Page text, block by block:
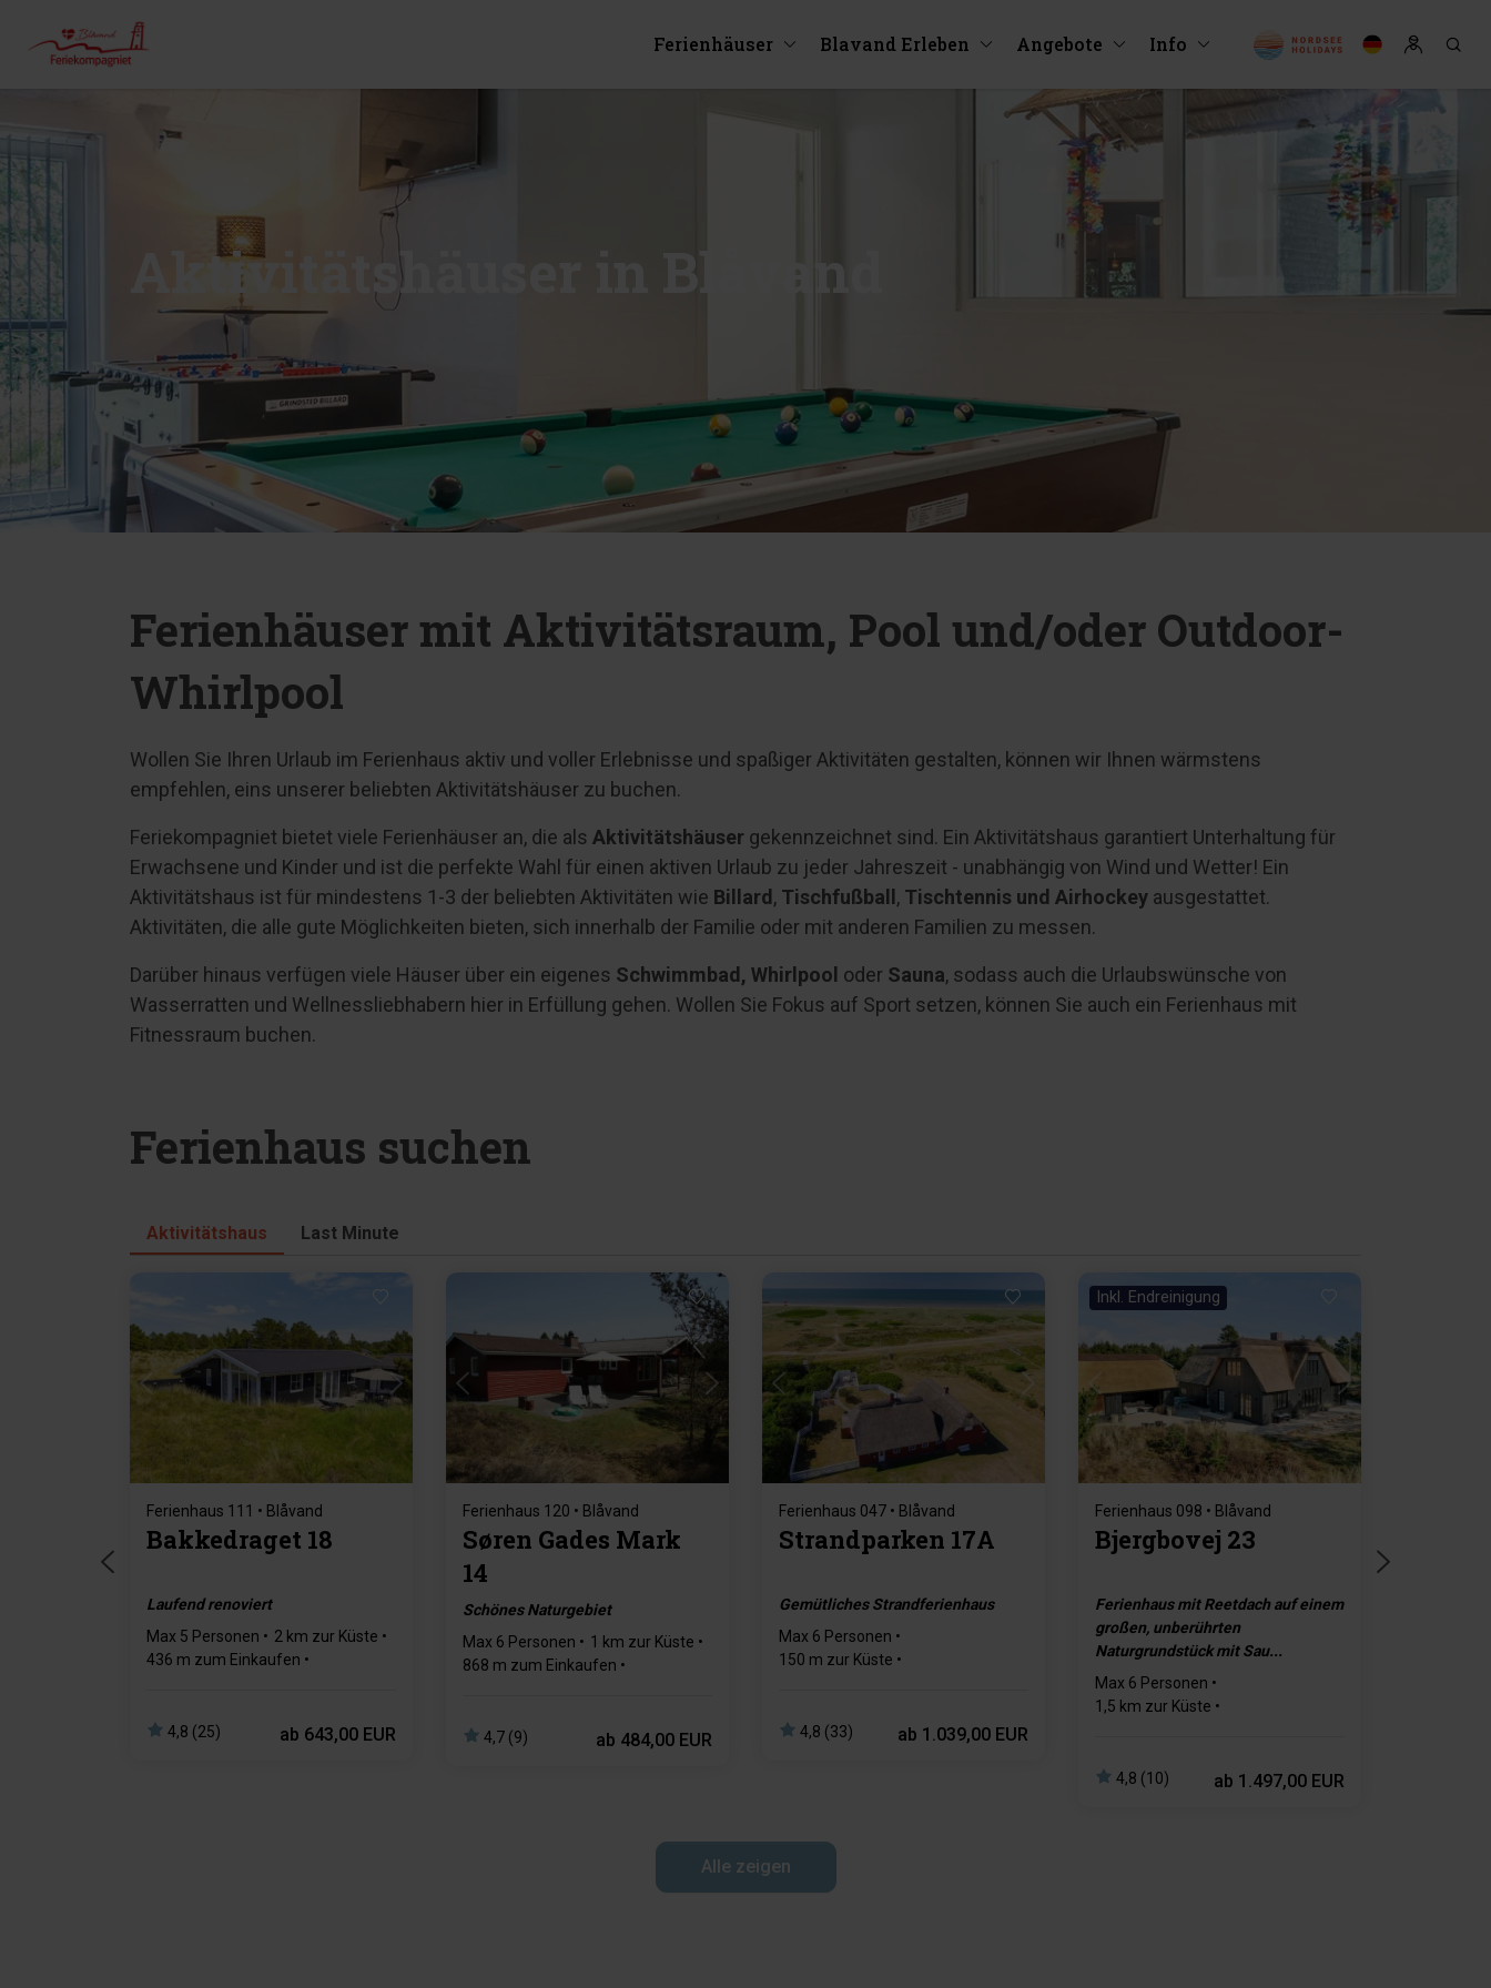
Ferienhäuser Blavand Erleben Angebote Info
Aktivitätshäuser in Blåvand
Ferienhäuser mit Aktivitätsraum, Pool und/oder Outdoor-
Whirlpool
Wollen Sie Ihren Urlaub im Ferienhaus aktiv und voller Erlebnisse und spaßiger Aktivitäten gestalten, können wir Ihnen wärmstens
empfehlen, eins unserer beliebten Aktivitätshäuser zu buchen.
Feriekompagniet bietet viele Ferienhäuser an, die als Aktivitätshäuser gekennzeichnet sind. Ein Aktivitätshaus garantiert Unterhaltung für
Erwachsene und Kinder und ist die perfekte Wahl für einen aktiven Urlaub zu jeder Jahreszeit - unabhängig von Wind und Wetter! Ein
Aktivitätshaus ist für mindestens 1-3 der beliebten Aktivitäten wie Billard , Tischfußball , Tischtennis und Airhockey ausgestattet.
Aktivitäten, die alle gute Möglichkeiten bieten, sich innerhalb der Familie oder mit anderen Familien zu messen.
Darüber hinaus verfügen viele Häuser über ein eigenes Schwimmbad, Whirlpool oder Sauna, sodass auch die Urlaubswünsche von
Wasserratten und Wellnessliebhabern hier in Erfüllung gehen. Wollen Sie Fokus auf Sport setzen, können Sie auch ein Ferienhaus mit
Fitnessraum buchen.
Ferienhaus suchen
Aktivitätshaus Last Minute
Lädt ...
Ferienhaus 111 • Blåvand
Bakkedraget 18
Laufend renoviert
Max 5 Personen
2 km zur Küste
436 m zum Einkaufen
4,8 (25) ab 643,00 EUR
Lädt ...
Ferienhaus 120 • Blåvand
Søren Gades Mark
14
Schönes Naturgebiet
Max 6 Personen
1 km zur Küste
868 m zum Einkaufen
4,7 (9) ab 484,00 EUR
Lädt ...
Ferienhaus 047 • Blåvand
Strandparken 17A
Gemütliches Strandferienhaus
Max 6 Personen
150 m zur Küste
4,8 (33)
ab 1.039,00 EUR
Inkl. Endreinigung
Lädt ...
Ferienhaus 098 • Blåvand
Bjergbovej 23
Ferienhaus mit Reetdach auf einem
großen, unberührten
Naturgrundstück mit Sau...
Max 6 Personen
1,5 km zur Küste
2
4,8 (10) ab 1.497,00 EUR
Alle zeigen